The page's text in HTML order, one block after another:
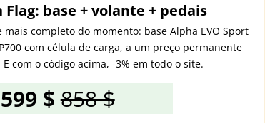
Flag: base + volante + pedais
completo do momento: base Alpha EVO Sport
com célula de carga, a um preço permanente
com o código acima, -3% em todo o site.
599 $ 858 $